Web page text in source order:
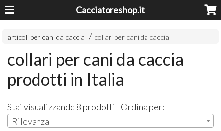
Cacciatoreshop.it
articoli per cani da caccia collari per cani da caccia
collari per cani da caccia
prodotti in Italia
Stai visualizzando 8 prodotti | Ordina per:
Rilevanza